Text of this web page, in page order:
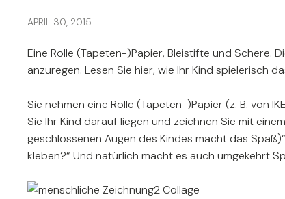
APRIL 30, 2015
Eine Rolle (Tapeten-)Papier, Bleistifte und Schere.
anzuregen. Lesen Sie hier, wie Ihr Kind spielerisch
Sie nehmen eine Rolle (Tapeten-)Papier (z. B. von
Sie Ihr Kind darauf liegen und zeichnen Sie mit
geschlossenen Augen des Kindes macht das
kleben?“ Und natürlich macht es auch umgekehrt